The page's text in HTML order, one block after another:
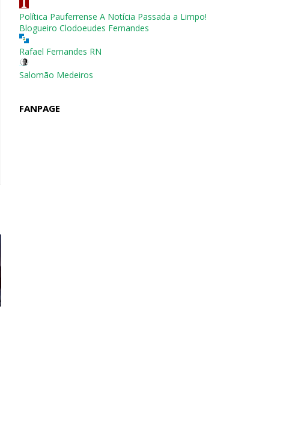
Política Pauferrense A Notícia Passada a Limpo!
Blogueiro Clodoeudes Fernandes
Rafael Fernandes RN
Salomão Medeiros
FANPAGE